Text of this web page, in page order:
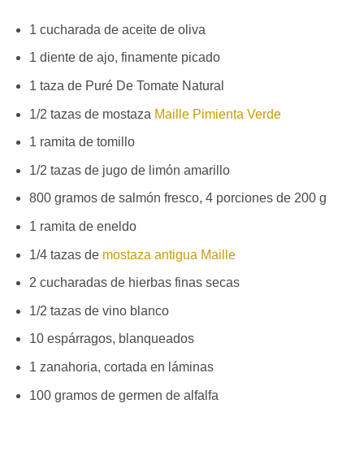
1 cucharada de aceite de oliva
1 diente de ajo, finamente picado
1 taza de Puré De Tomate Natural
1/2 tazas de mostaza Maille Pimienta Verde
1 ramita de tomillo
1/2 tazas de jugo de limón amarillo
800 gramos de salmón fresco, 4 porciones de 200 g
1 ramita de eneldo
1/4 tazas de mostaza antigua Maille
2 cucharadas de hierbas finas secas
1/2 tazas de vino blanco
10 espárragos, blanqueados
1 zanahoria, cortada en láminas
100 gramos de germen de alfalfa